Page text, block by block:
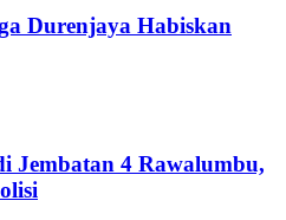
Durenjaya Habiskan
Jembatan 4 Rawalumbu,